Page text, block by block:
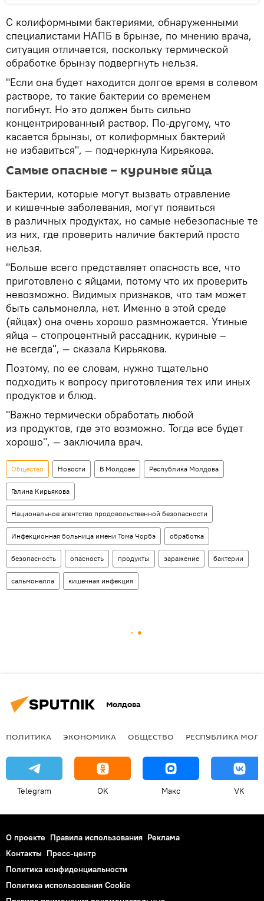
С колиформными бактериями, обнаруженными
специалистами НАПБ в брынзе, по мнению врача,
ситуация отличается, поскольку термической
обработке брынзу подвергнуть нельзя.
"Если она будет находится долгое время в солевом
растворе, то такие бактерии со временем
погибнут. Но это должен быть сильно
концентрированный раствор. По-другому, что
касается брынзы, от колиформных бактерий
не избавиться", — подчеркнула Кирьякова.
Самые опасные – куриные яйца
Бактерии, которые могут вызвать отравление
и кишечные заболевания, могут появиться
в различных продуктах, но самые небезопасные те
из них, где проверить наличие бактерий просто
нельзя.
"Больше всего представляет опасность все, что
приготовлено с яйцами, потому что их проверить
невозможно. Видимых признаков, что там может
быть сальмонелла, нет. Именно в этой среде
(яйцах) она очень хорошо размножается. Утиные
яйца – стопроцентный рассадник, куриные –
не всегда", — сказала Кирьякова.
Поэтому, по ее словам, нужно тщательно
подходить к вопросу приготовления тех или иных
продуктов и блюд.
"Важно термически обработать любой
из продуктов, где это возможно. Тогда все будет
хорошо", — заключила врач.
Общество Новости В Молдове Республика Молдова
Галина Кирьякова
Национальное агентство продовольственной безопасности
Инфекционная больница имени Тома Чорбэ обработка
безопасность опасность продукты заражение бактерии
сальмонелла кишечная инфекция
Молдова
ПОЛИТИКА ЭКОНОМИКА ОБЩЕСТВО РЕСПУБЛИКА
Telegram OK Макс VK
О проекте Правила использования Реклама
Контакты Пресс-центр
Политика конфиденциальности
Политика использования Cookie